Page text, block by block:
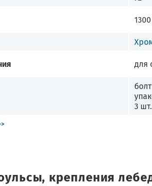
1300
для
3 шт.
крепления